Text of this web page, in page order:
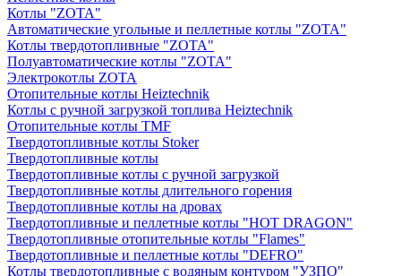
Котлы "ZOTA"
Автоматические угольные и пеллетные котлы "ZOTA"
Котлы твердотопливные "ZOTA"
Полуавтоматические котлы "ZOTA"
Электрокотлы ZOTA
Отопительные котлы Heiztechnik
Котлы с ручной загрузкой топлива Heiztechnik
Отопительные котлы TMF
Твердотопливные котлы Stoker
Твердотопливные котлы
Твердотопливные котлы с ручной загрузкой
Твердотопливные котлы длительного горения
Твердотопливные котлы на дровах
Твердотопливные и пеллетные котлы "HOT DRAGON"
Твердотопливные отопительные котлы "Flames"
Твердотопливные и пеллетные котлы "DEFRO"
Котлы твердотопливные с водяным контуром "УЗПО"